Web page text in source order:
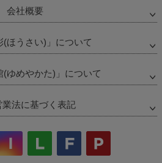
会社概要
(ほうさい)」について
(ゆめやかた)」について
業法に基づく表記